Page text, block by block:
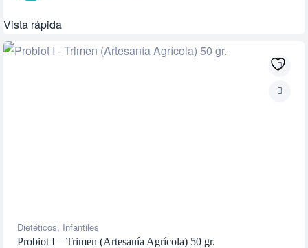
Vista rápida
Dietéticos, Infantiles
Probiot I – Trimen (Artesanía Agrícola) 50 gr.